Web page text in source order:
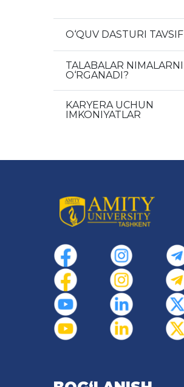
O‘QUV DASTURI TAVSIFI
TALABALAR NIMALARNI
O‘RGANADI?
KARYERA UCHUN
IMKONIYATLAR